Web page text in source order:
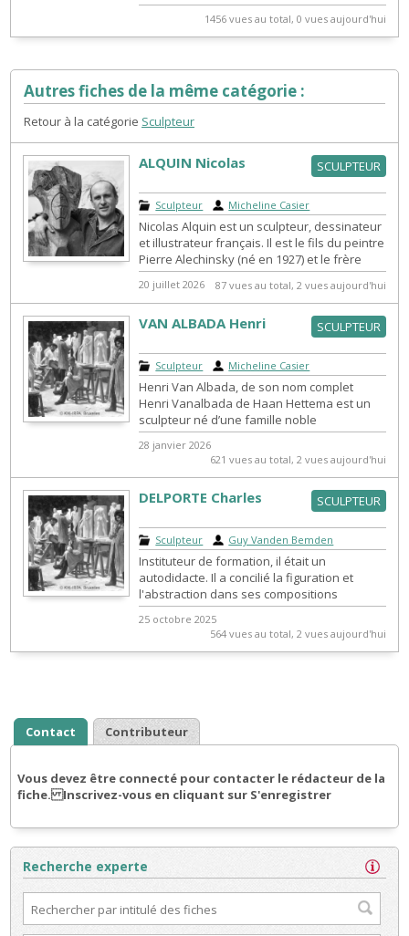
1456 vues au total, 0 vues aujourd'hui
Autres fiches de la même catégorie :
Retour à la catégorie Sculpteur
SCULPTEUR
ALQUIN Nicolas
Sculpteur Micheline Casier
Nicolas Alquin est un sculpteur, dessinateur
et illustrateur français. Il est le fils du peintre
Pierre Alechinsky (né en 1927) et le frère
cadet du poète et...
20 juillet 2026 87 vues au total, 2 vues aujourd'hui
SCULPTEUR
VAN ALBADA Henri
Sculpteur Micheline Casier
Henri Van Albada, de son nom complet
Henri Vanalbada de Haan Hettema est un
sculpteur né d’une famille noble
néerlandaise. Il portait d'ailleurs le titre de
Jon...
28 janvier 2026
621 vues au total, 2 vues aujourd'hui
SCULPTEUR
DELPORTE Charles
Sculpteur Guy Vanden Bemden
Instituteur de formation, il était un
autodidacte. Il a concilié la figuration et
l'abstraction dans ses compositions
colorées, sinueuses et fluides. Ses œuv...
25 octobre 2025
564 vues au total, 2 vues aujourd'hui
Contact Contributeur
Vous devez être connecté pour contacter le rédacteur de la
fiche. Inscrivez-vous en cliquant sur S'enregistrer
Recherche experte